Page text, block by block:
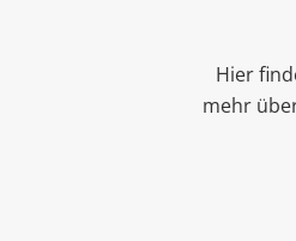
Hier
mehr